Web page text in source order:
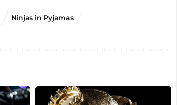
Ninjas in Pyjamas